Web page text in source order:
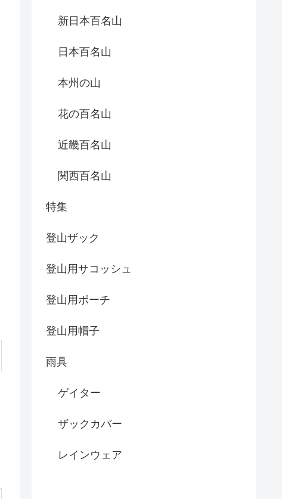
新日本百名山
日本百名山
本州の山
花の百名山
近畿百名山
関西百名山
特集
登山ザック
登山用サコッシュ
登山用ポーチ
登山用帽子
雨具
ゲイター
ザックカバー
レインウェア